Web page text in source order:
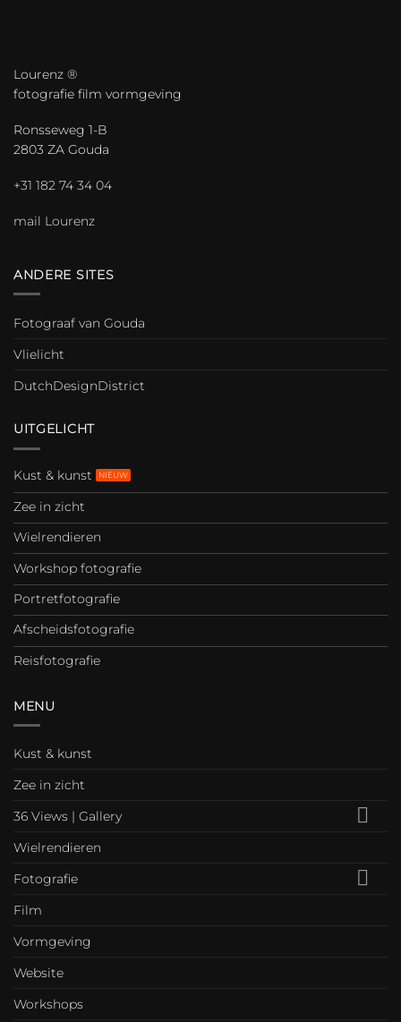
Lourenz ®
fotografie film vormgeving
Ronsseweg 1-B
2803 ZA Gouda
+31 182 74 34 04
mail Lourenz
ANDERE SITES
Fotograaf van Gouda
Vlielicht
DutchDesignDistrict
UITGELICHT
Kust & kunst
Zee in zicht
Wielrendieren
Workshop fotografie
Portretfotografie
Afscheidsfotografie
Reisfotografie
MENU
Kust & kunst
Zee in zicht
36 Views | Gallery
Wielrendieren
Fotografie
Film
Vormgeving
Website
Workshops